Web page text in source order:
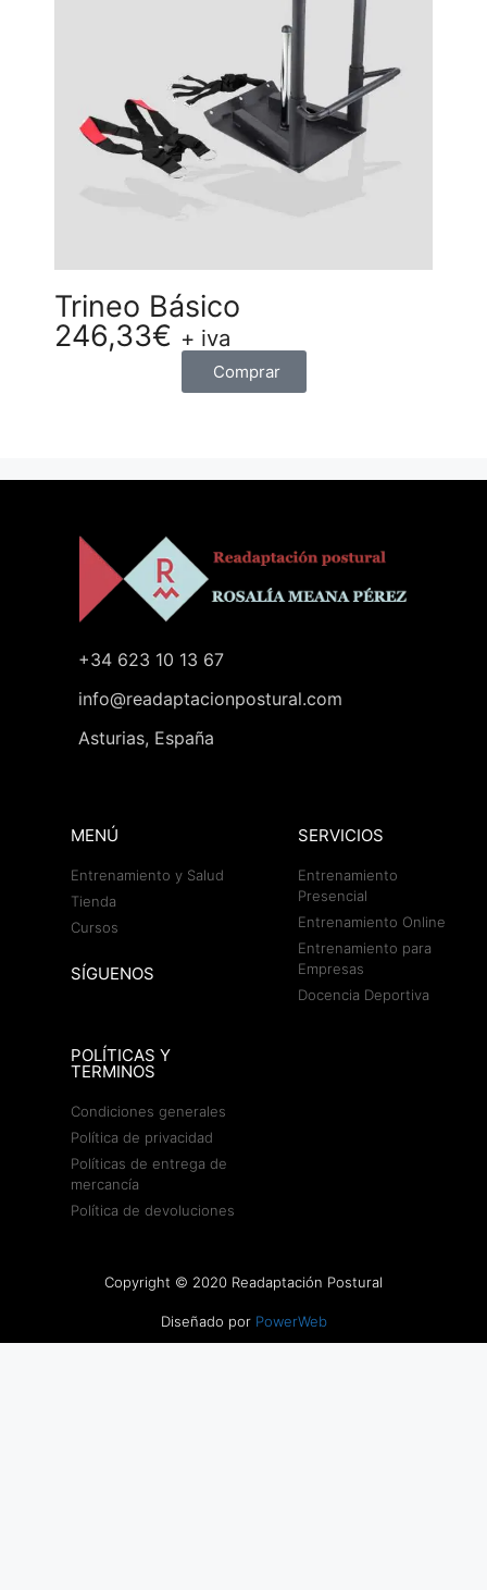
Trineo Básico
246,33€ + iva
Comprar
+34 623 10 13 67
info@readaptacionpostural.com
Asturias, España
MENÚ
Entrenamiento y Salud
Tienda
Cursos
SÍGUENOS
SERVICIOS
Entrenamiento
Presencial
Entrenamiento Online
Entrenamiento para
Empresas
Docencia Deportiva
POLÍTICAS Y
TERMINOS
Condiciones generales
Política de privacidad
Políticas de entrega de
mercancía
Política de devoluciones
Copyright © 2020 Readaptación Postural
Diseñado por PowerWeb